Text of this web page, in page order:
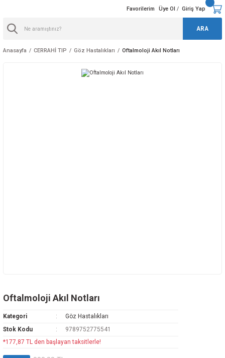
ARA
Favorilerim Üye Ol / Giriş Yap
Anasayfa CERRAHİ TIP Göz Hastalıkları Oftalmoloji Akıl Notları
Oftalmoloji Akıl Notları
Kategori
Göz Hastalıkları
Stok Kodu
9789752775541
*177,87 TL den başlayan taksitlerle!